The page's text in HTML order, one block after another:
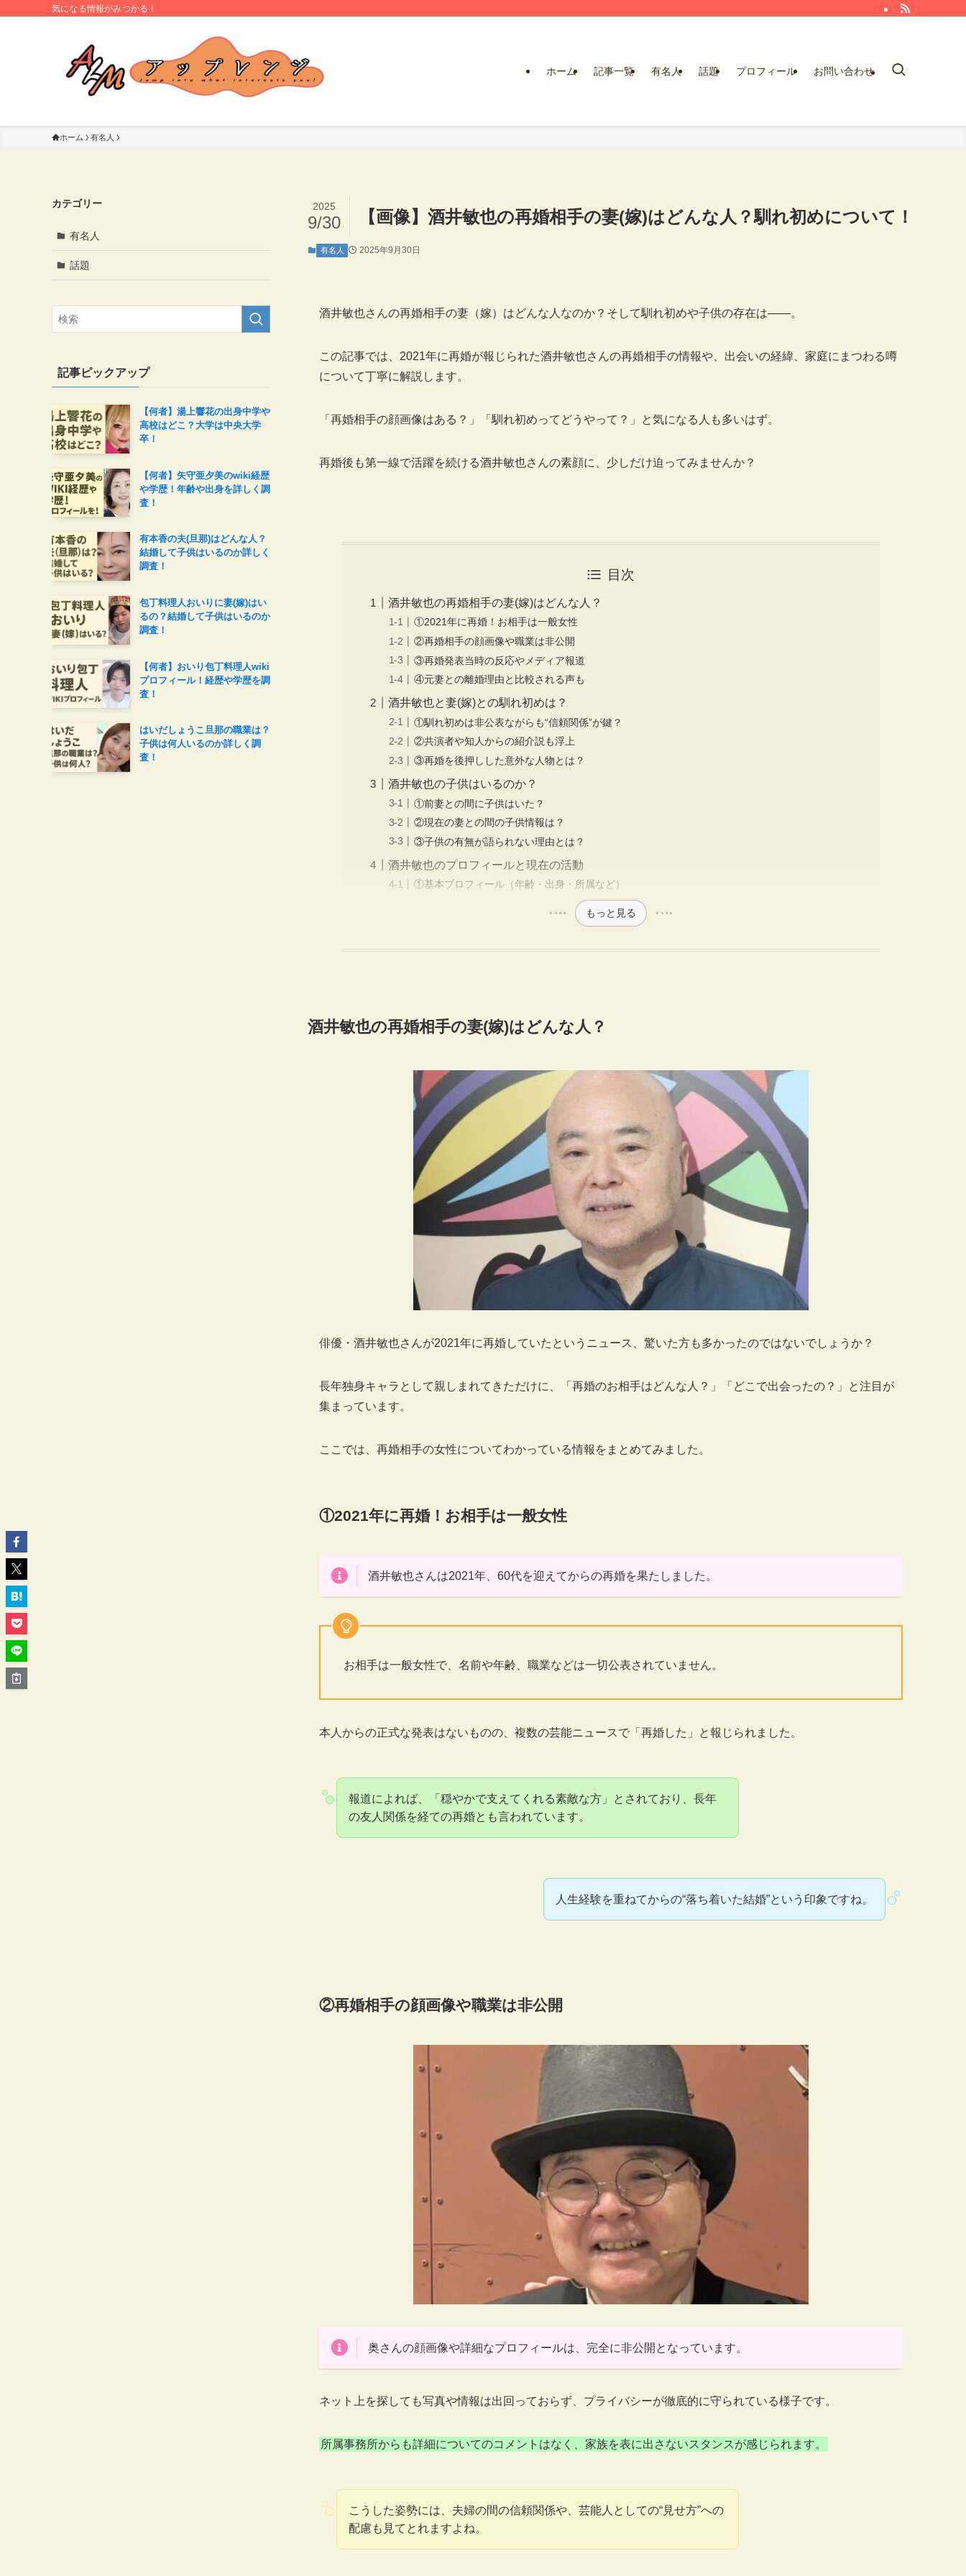
気になる情報がみつかる！
ホーム 記事一覧 有名人 話題 プロフィール お問い合わせ
ホーム 有名人
【画像】酒井敏也の再婚相手の妻(嫁)はどんな人？馴れ初めについて！
2025
9/30
有名人 2025年9月30日
酒井敏也さんの再婚相手の妻（嫁）はどんな人なのか？そして馴れ初めや子供の存在は――。
この記事では、2021年に再婚が報じられた酒井敏也さんの再婚相手の情報や、出会いの経緯、家庭にまつわる噂
について丁寧に解説します。
「再婚相手の顔画像はある？」「馴れ初めってどうやって？」と気になる人も多いはず。
再婚後も第一線で活躍を続ける酒井敏也さんの素顔に、少しだけ迫ってみませんか？
目次
酒井敏也の再婚相手の妻(嫁)はどんな人？
①2021年に再婚！お相手は一般女性
②再婚相手の顔画像や職業は非公開
③再婚発表当時の反応やメディア報道
④元妻との離婚理由と比較される声も
酒井敏也と妻(嫁)との馴れ初めは？
①馴れ初めは非公表ながらも“信頼関係”が鍵？
②共演者や知人からの紹介説も浮上
③再婚を後押しした意外な人物とは？
酒井敏也の子供はいるのか？
①前妻との間に子供はいた？
②現在の妻との間の子供情報は？
③子供の有無が語られない理由とは？
酒井敏也のプロフィールと現在の活動
①基本プロフィール（年齢・出身・所属など）
もっと見る
酒井敏也の再婚相手の妻(嫁)はどんな人？
俳優・酒井敏也さんが2021年に再婚していたというニュース、驚いた方も多かったのではないでしょうか？
長年独身キャラとして親しまれてきただけに、「再婚のお相手はどんな人？」「どこで出会ったの？」と注目が
集まっています。
ここでは、再婚相手の女性についてわかっている情報をまとめてみました。
①2021年に再婚！お相手は一般女性
酒井敏也さんは2021年、60代を迎えてからの再婚を果たしました。
お相手は一般女性で、名前や年齢、職業などは一切公表されていません。
本人からの正式な発表はないものの、複数の芸能ニュースで「再婚した」と報じられました。
報道によれば、「穏やかで支えてくれる素敵な方」とされており、長年
の友人関係を経ての再婚とも言われています。
人生経験を重ねてからの“落ち着いた結婚”という印象ですね。
②再婚相手の顔画像や職業は非公開
奥さんの顔画像や詳細なプロフィールは、完全に非公開となっています。
ネット上を探しても写真や情報は出回っておらず、プライバシーが徹底的に守られている様子です。
所属事務所からも詳細についてのコメントはなく、家族を表に出さないスタンスが感じられます。
こうした姿勢には、夫婦の間の信頼関係や、芸能人としての“見せ方”への
配慮も見てとれますよね。
カテゴリー
有名人
話題
記事ピックアップ
【何者】湯上響花の出身中学や
高校はどこ？大学は中央大学
卒！
【何者】矢守亜夕美のwiki経歴
や学歴！年齢や出身を詳しく調
査！
有本香の夫(旦那)はどんな人？
結婚して子供はいるのか詳しく
調査！
包丁料理人おいりに妻(嫁)はい
るの？結婚して子供はいるのか
調査！
【何者】おいり包丁料理人wiki
プロフィール！経歴や学歴を調
査！
はいだしょうこ旦那の職業は？
子供は何人いるのか詳しく調
査！